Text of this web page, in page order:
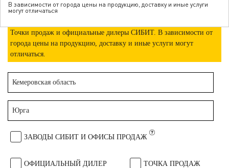
В зависимости от города цены на продукцию, доставку и иные услуги
могут отличаться
Точки продаж и официальные дилеры СИБИТ. В зависимости от
города цены на продукцию, доставку и иные услуги могут
отличаться.
Кемеровская область
Юрга
ЗАВОДЫ СИБИТ И ОФИСЫ ПРОДАЖ
ОФИЦИАЛЬНЫЙ ДИЛЕР ТОЧКА ПРОДАЖ